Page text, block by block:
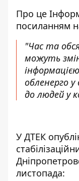
Про це
посиланням
"Час та
можуть
обленерго у
до людей у
У ДТЕК
листопада: